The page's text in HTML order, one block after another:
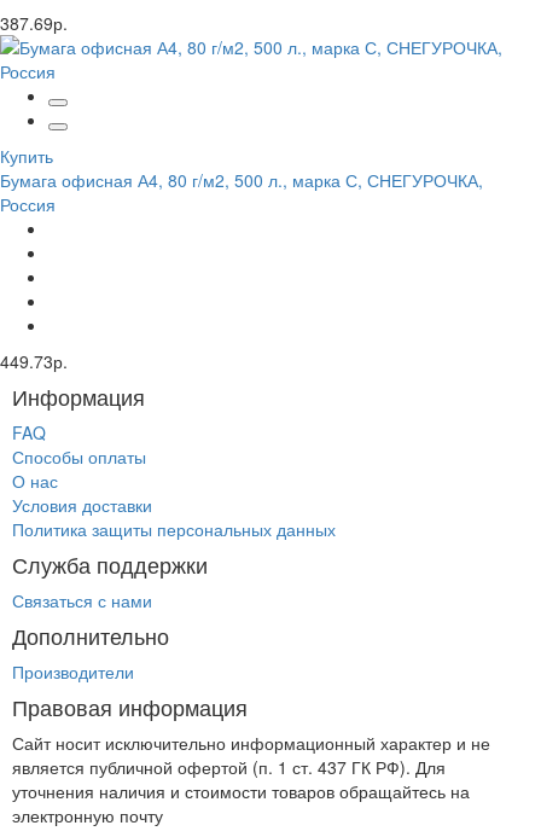
387.69р.
Купить
Бумага офисная А4, 80 г/м2, 500 л., марка С, СНЕГУРОЧКА,
Россия
449.73р.
Информация
FAQ
Способы оплаты
О нас
Условия доставки
Политика защиты персональных данных
Служба поддержки
Связаться с нами
Дополнительно
Производители
Правовая информация
Сайт носит исключительно информационный характер и не
является публичной офертой (п. 1 ст. 437 ГК РФ). Для
уточнения наличия и стоимости товаров обращайтесь на
электронную почту